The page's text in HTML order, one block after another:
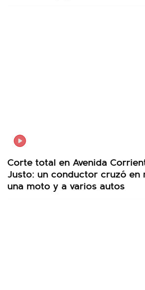
Corte total en Avenida
Justo: un conductor cruzó en
una moto y a varios autos